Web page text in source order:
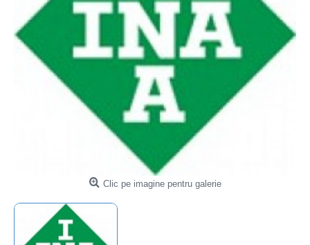
Clic pe imagine pentru galerie